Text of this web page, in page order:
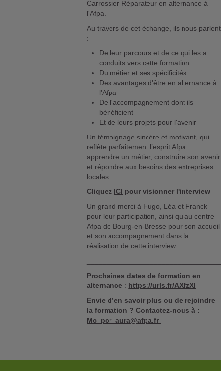
Carrossier Réparateur en alternance à
l'Afpa.
Au travers de cet échange, ils nous parlent
:
De leur parcours et de ce qui les a
conduits vers cette formation
Du métier et ses spécificités
Des avantages d'être en alternance à
l'Afpa
De l'accompagnement dont ils
bénéficient
Et de leurs projets pour l'avenir
Un témoignage sincère et motivant, qui
reflète parfaitement l’esprit Afpa :
apprendre un métier, construire son avenir
et répondre aux besoins des entreprises
locales.
Cliquez ICI pour visionner l'interview
Un grand merci à Hugo, Léa et Franck
pour leur participation, ainsi qu’au centre
Afpa de Bourg-en-Bresse pour son accueil
et son accompagnement dans la
réalisation de cette interview.
Prochaines dates de formation en
alternance : https://urls.fr/AXfzXI
Envie d’en savoir plus ou de rejoindre
la formation ? Contactez-nous à :
Mc_pcr_aura@afpa.fr